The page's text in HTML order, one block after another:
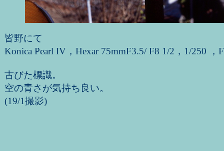
皆野にて
Konica Pearl IV，Hexar 75mmF3.5/ F8 1/2，1/250 ，
古びた標識。
空の青さが気持ち良い。
(19/1撮影)